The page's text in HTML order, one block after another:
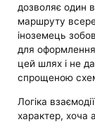
дозволяє один
маршруту
іноземець
для оформлення
цей шлях і не
спрощеною
Логіка
характер, хоча